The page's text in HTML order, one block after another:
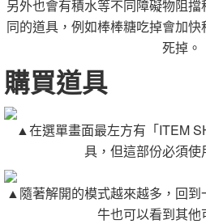
另外也會有積水等不同障礙物阻
同的道具，例如棒棒糖吃掉會加
死掉。
購買道具
▲在選單畫面最左方有「ITEM
具，但這部份必須使
▲隨著解開的模式越來越多，回
牛也可以看到其他